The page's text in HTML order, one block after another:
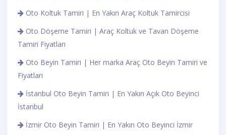
Oto Koltuk Tamiri | En Yakın Araç Koltuk Tamircisi
Oto Döşeme Tamiri | Araç Koltuk ve Tavan Döşeme
Tamiri Fiyatları
Oto Beyin Tamiri | Her marka Araç Oto Beyin Tamiri ve
Fiyatları
İstanbul Oto Beyin Tamiri | En Yakın Açık Oto Beyinci
İstanbul
İzmir Oto Beyin Tamiri | En Yakın Oto Beyinci İzmir